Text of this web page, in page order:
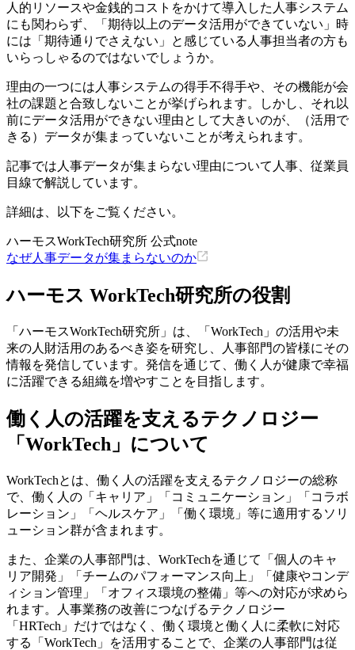
人的リソースや金銭的コストをかけて導入した人事システム
にも関わらず、「期待以上のデータ活用ができていない」時
には「期待通りでさえない」と感じている人事担当者の方も
いらっしゃるのではないでしょうか。
理由の一つには人事システムの得手不得手や、その機能が会
社の課題と合致しないことが挙げられます。しかし、それ以
前にデータ活用ができない理由として大きいのが、（活用で
きる）データが集まっていないことが考えられます。
記事では人事データが集まらない理由について人事、従業員
目線で解説しています。
詳細は、以下をご覧ください。
ハーモスWorkTech研究所 公式note
なぜ人事データが集まらないのか
ハーモス WorkTech研究所の役割
「ハーモスWorkTech研究所」は、「WorkTech」の活用や未
来の人財活用のあるべき姿を研究し、人事部門の皆様にその
情報を発信しています。発信を通じて、働く人が健康で幸福
に活躍できる組織を増やすことを目指します。
働く人の活躍を支えるテクノロジー
「WorkTech」について
WorkTechとは、働く人の活躍を支えるテクノロジーの総称
で、働く人の「キャリア」「コミュニケーション」「コラボ
レーション」「ヘルスケア」「働く環境」等に適用するソリ
ューション群が含まれます。
また、企業の人事部門は、WorkTechを通じて「個人のキャ
リア開発」「チームのパフォーマンス向上」「健康やコンデ
ィション管理」「オフィス環境の整備」等への対応が求めら
れます。人事業務の改善につなげるテクノロジー
「HRTech」だけではなく、働く環境と働く人に柔軟に対応
する「WorkTech」を活用することで、企業の人事部門は従